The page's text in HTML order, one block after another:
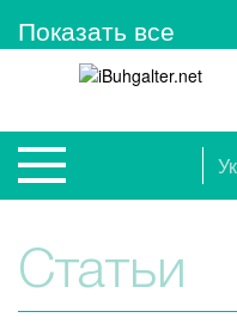
Показать все
Статьи